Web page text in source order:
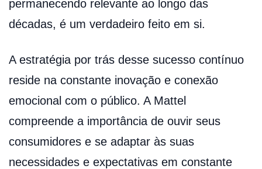
permanecendo relevante ao longo das
décadas, é um verdadeiro feito em si.
A estratégia por trás desse sucesso contínuo
reside na constante inovação e conexão
emocional com o público. A Mattel
compreende a importância de ouvir seus
consumidores e se adaptar às suas
necessidades e expectativas em constante